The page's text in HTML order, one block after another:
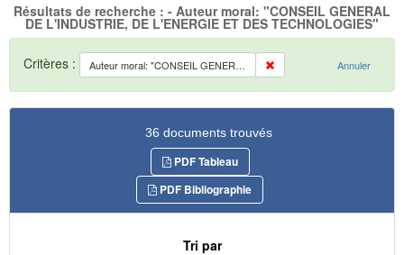
Résultats de recherche : - Auteur moral: "CONSEIL GENERAL
DE L'INDUSTRIE, DE L'ENERGIE ET DES TECHNOLOGIES"
Critères : Auteur moral: "CONSEIL GENERAL DE L'INDUSTRIE, DE L'ENERGIE ET DES TECHNOLOGIES" Annuler
36 documents trouvés
PDF Tableau
PDF Bibliographie
Tri par